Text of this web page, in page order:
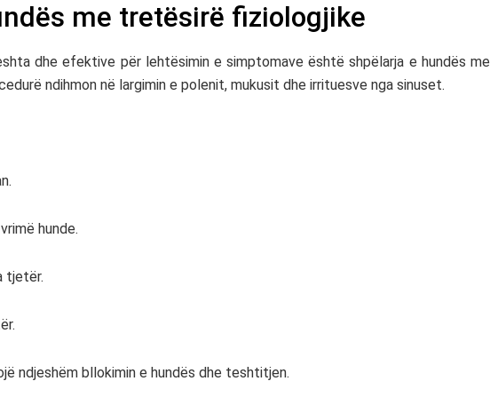
me tretësirë fiziologjike
dhe efektive për lehtësimin e simptomave është shpëlarja e hundës me
ndihmon në largimin e polenit, mukusit dhe irrituesve nga sinuset.
hunde.
tjetër.
ndjeshëm bllokimin e hundës dhe teshtitjen.